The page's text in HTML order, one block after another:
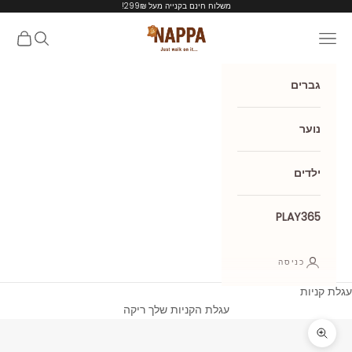
משלוח חינם בקנייה מעל 299₪!
Nappa shoes תפריט חיפושעגלת
גברים
נוער
ילדים
PLAY365
כניסה
עגלת קניות
עגלת הקניות שלך ריקה
תקריב